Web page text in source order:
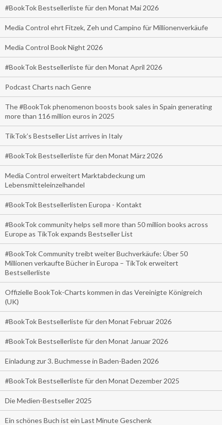
#BookTok Bestsellerliste für den Monat Mai 2026
Media Control ehrt Fitzek, Zeh und Campino für Millionenverkäufe
Media Control Book Night 2026
#BookTok Bestsellerliste für den Monat April 2026
Podcast Charts nach Genre
The #BookTok phenomenon boosts book sales in Spain generating
more than 116 million euros in 2025
TikTok’s Bestseller List arrives in Italy
#BookTok Bestsellerliste für den Monat März 2026
Media Control erweitert Marktabdeckung um
Lebensmitteleinzelhandel
#BookTok Bestsellerlisten Europa - Kontakt
#BookTok community helps sell more than 50 million books across
Europe as TikTok expands Bestseller List
#BookTok Community treibt weiter Buchverkäufe: Über 50
Millionen verkaufte Bücher in Europa – TikTok erweitert
Bestsellerliste
Offizielle BookTok-Charts kommen in das Vereinigte Königreich
(UK)
#BookTok Bestsellerliste für den Monat Februar 2026
#BookTok Bestsellerliste für den Monat Januar 2026
Einladung zur 3. Buchmesse in Baden-Baden 2026
#BookTok Bestsellerliste für den Monat Dezember 2025
Die Medien-Bestseller 2025
Ein schönes Buch ist ein Last Minute Geschenk